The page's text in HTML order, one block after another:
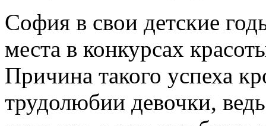
София в свои детские
места в конкурсах
Причина такого успеха
трудолюбии девочки,